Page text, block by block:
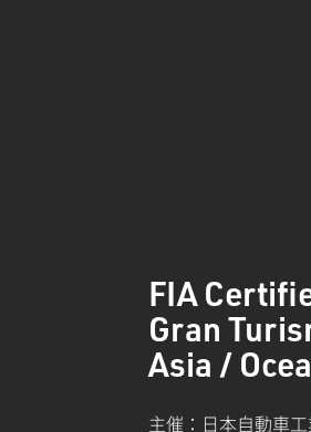
FIA
Gran
Asia /
主催：日本自動車